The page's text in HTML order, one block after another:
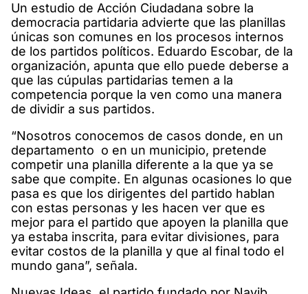
Un estudio de Acción Ciudadana sobre la
democracia partidaria advierte que las planillas
únicas son comunes en los procesos internos
de los partidos políticos. Eduardo Escobar, de la
organización, apunta que ello puede deberse a
que las cúpulas partidarias temen a la
competencia porque la ven como una manera
de dividir a sus partidos.
“Nosotros conocemos de casos donde, en un
departamento o en un municipio, pretende
competir una planilla diferente a la que ya se
sabe que compite. En algunas ocasiones lo que
pasa es que los dirigentes del partido hablan
con estas personas y les hacen ver que es
mejor para el partido que apoyen la planilla que
ya estaba inscrita, para evitar divisiones, para
evitar costos de la planilla y que al final todo el
mundo gana”, señala.